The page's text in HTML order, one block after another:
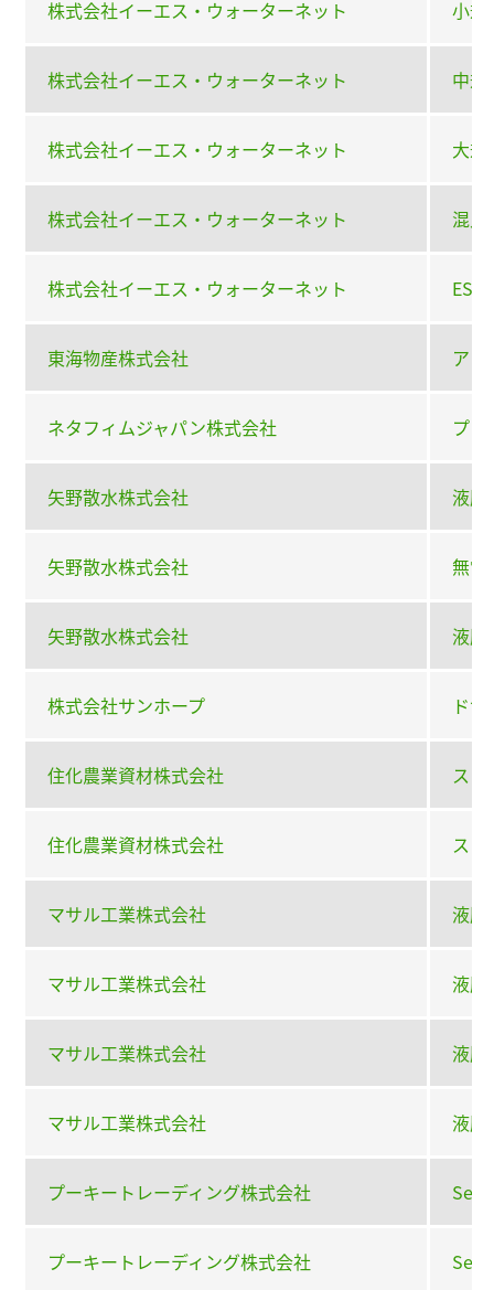
株式会社イーエス・ウォーターネット 小規
株式会社イーエス・ウォーターネット 中規
株式会社イーエス・ウォーターネット 大規
株式会社イーエス・ウォーターネット 混入
株式会社イーエス・ウォーターネット ES
東海物産株式会社 ア
ネタフィムジャパン株式会社 プラ
矢野散水株式会社 液
矢野散水株式会社 無電
矢野散水株式会社 液肥
株式会社サンホープ ド
住化農業資材株式会社 スミ
住化農業資材株式会社 スミ
マサル工業株式会社 液肥
マサル工業株式会社 液肥
マサル工業株式会社 液肥
マサル工業株式会社 液肥
プーキートレーディング株式会社
プーキートレーディング株式会社